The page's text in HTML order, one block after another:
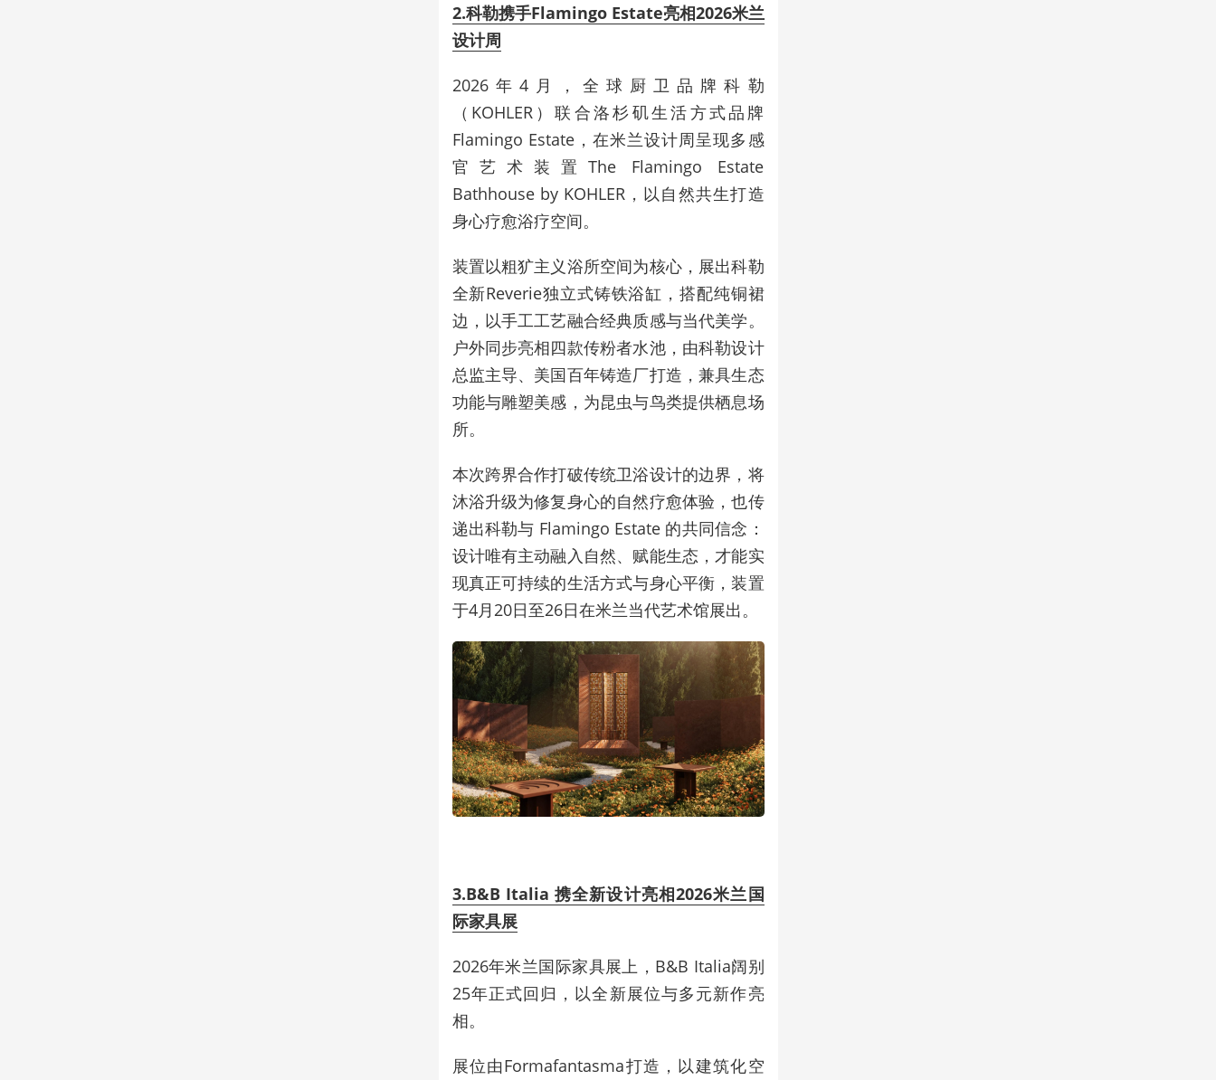
2.科勒携手Flamingo Estate亮相2026米兰
设计周
2026年4月，全球厨卫品牌科勒
（KOHLER）联合洛杉矶生活方式品牌
Flamingo Estate，在米兰设计周呈现多感
官艺术装置The Flamingo Estate
Bathhouse by KOHLER，以自然共生打造
身心疗愈浴疗空间。
装置以粗犷主义浴所空间为核心，展出科勒
全新Reverie独立式铸铁浴缸，搭配纯铜裙
边，以手工工艺融合经典质感与当代美学。
户外同步亮相四款传粉者水池，由科勒设计
总监主导、美国百年铸造厂打造，兼具生态
功能与雕塑美感，为昆虫与鸟类提供栖息场
所。
本次跨界合作打破传统卫浴设计的边界，将
沐浴升级为修复身心的自然疗愈体验，也传
递出科勒与 Flamingo Estate 的共同信念：
设计唯有主动融入自然、赋能生态，才能实
现真正可持续的生活方式与身心平衡，装置
于4月20日至26日在米兰当代艺术馆展出。
3.B&B Italia 携全新设计亮相2026米兰国
际家具展
2026年米兰国际家具展上，B&B Italia阔别
25年正式回归，以全新展位与多元新作亮
相。
展位由Formafantasma打造，以建筑化空